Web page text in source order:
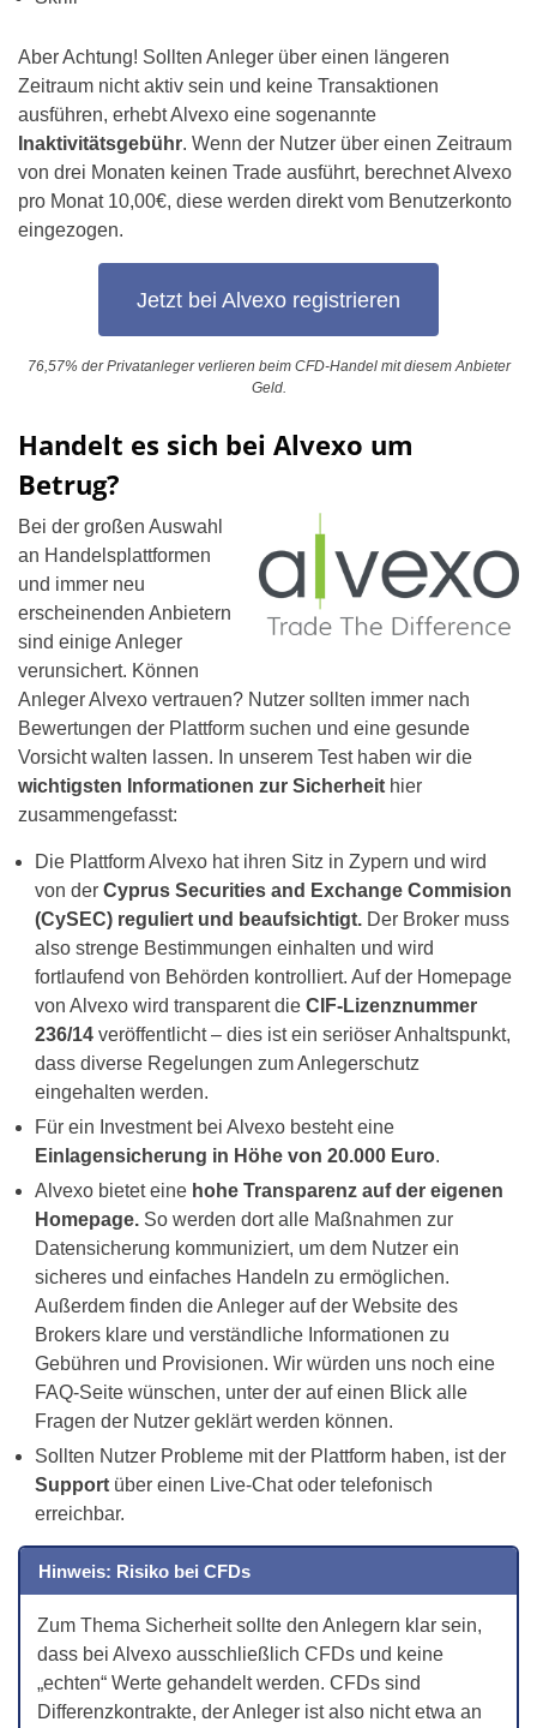
Aber Achtung! Sollten Anleger über einen längeren
Zeitraum nicht aktiv sein und keine Transaktionen
ausführen, erhebt Alvexo eine sogenannte
Inaktivitätsgebühr. Wenn der Nutzer über einen Zeitraum
von drei Monaten keinen Trade ausführt, berechnet Alvexo
pro Monat 10,00€, diese werden direkt vom Benutzerkonto
eingezogen.
Jetzt bei Alvexo registrieren
76,57% der Privatanleger verlieren beim CFD-Handel mit diesem Anbieter
Geld.
Handelt es sich bei Alvexo um
Betrug?
Bei der großen Auswahl
an Handelsplattformen
und immer neu
erscheinenden Anbietern
sind einige Anleger
verunsichert. Können
Anleger Alvexo vertrauen? Nutzer sollten immer nach
Bewertungen der Plattform suchen und eine gesunde
Vorsicht walten lassen. In unserem Test haben wir die
wichtigsten Informationen zur Sicherheit hier
zusammengefasst:
Die Plattform Alvexo hat ihren Sitz in Zypern und wird
von der Cyprus Securities and Exchange Commision
(CySEC) reguliert und beaufsichtigt. Der Broker muss
also strenge Bestimmungen einhalten und wird
fortlaufend von Behörden kontrolliert. Auf der Homepage
von Alvexo wird transparent die CIF-Lizenznummer
236/14 veröffentlicht – dies ist ein seriöser Anhaltspunkt,
dass diverse Regelungen zum Anlegerschutz
eingehalten werden.
Für ein Investment bei Alvexo besteht eine
Einlagensicherung in Höhe von 20.000 Euro.
Alvexo bietet eine hohe Transparenz auf der eigenen
Homepage. So werden dort alle Maßnahmen zur
Datensicherung kommuniziert, um dem Nutzer ein
sicheres und einfaches Handeln zu ermöglichen.
Außerdem finden die Anleger auf der Website des
Brokers klare und verständliche Informationen zu
Gebühren und Provisionen. Wir würden uns noch eine
FAQ-Seite wünschen, unter der auf einen Blick alle
Fragen der Nutzer geklärt werden können.
Sollten Nutzer Probleme mit der Plattform haben, ist der
Support über einen Live-Chat oder telefonisch
erreichbar.
Hinweis: Risiko bei CFDs
Zum Thema Sicherheit sollte den Anlegern klar sein,
dass bei Alvexo ausschließlich CFDs und keine
„echten“ Werte gehandelt werden. CFDs sind
Differenzkontrakte, der Anleger ist also nicht etwa an